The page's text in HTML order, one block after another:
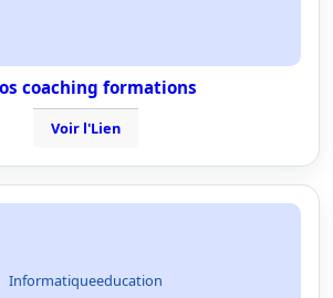
coaching formations
Voir l'Lien
Informatiqueeducation